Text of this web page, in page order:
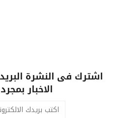
اشترك فى النشرة
الاخبار